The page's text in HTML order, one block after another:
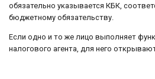
обязательно указывается КБК,
бюджетному обязательству.
Если одно и то же лицо выполняет
налогового агента, для него